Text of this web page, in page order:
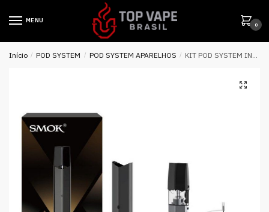
MENU
0
Início / POD SYSTEM / POD SYSTEM APARELHOS / KIT POD SYSTEM INFINIX – 250MAH – SMOK